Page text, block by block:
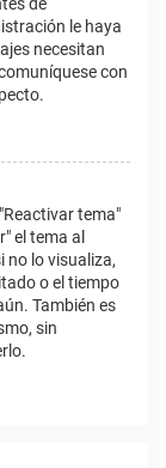
de
le haya
necesitan
con
tema"
el tema al
no lo visualiza,
o el tiempo
También es
sin